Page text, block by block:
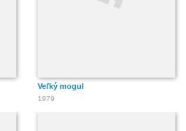
Veľký mogul
1979